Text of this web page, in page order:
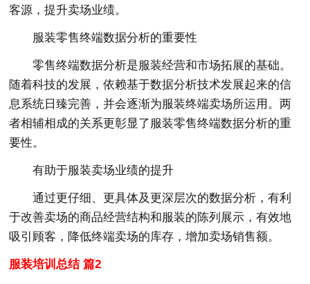
客源，提升卖场业绩。
服装零售终端数据分析的重要性
零售终端数据分析是服装经营和市场拓展的基础。
随着科技的发展，依赖基于数据分析技术发展起来的信
息系统日臻完善，并会逐渐为服装终端卖场所运用。两
者相辅相成的关系更彰显了服装零售终端数据分析的重
要性。
有助于服装卖场业绩的提升
通过更仔细、更具体及更深层次的数据分析，有利
于改善卖场的商品经营结构和服装的陈列展示，有效地
吸引顾客，降低终端卖场的库存，增加卖场销售额。
服装培训总结 篇2